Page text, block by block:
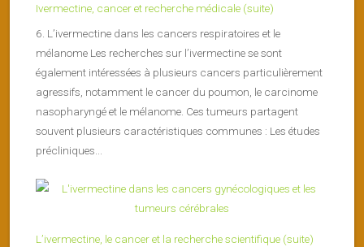
Ivermectine, cancer et recherche médicale (suite)
6. L’ivermectine dans les cancers respiratoires et le
mélanome Les recherches sur l’ivermectine se sont
également intéressées à plusieurs cancers particulièrement
agressifs, notamment le cancer du poumon, le carcinome
nasopharyngé et le mélanome. Ces tumeurs partagent
souvent plusieurs caractéristiques communes : Les études
précliniques...
L’ivermectine, le cancer et la recherche scientifique (suite)